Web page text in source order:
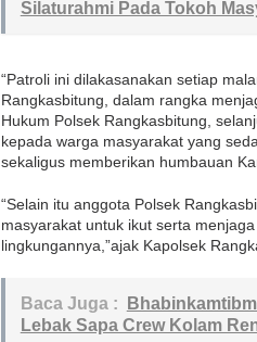
A
n
y
a
a
n
g
u
a
Silaturahmi Pada Tokoh
“Patroli ini dilakasanakan setiap
Rangkasbitung, dalam rangka
Hukum Polsek Rangkasbitung,
kepada warga masyarakat yang
sekaligus memberikan humbauan
“Selain itu anggota Polsek
masyarakat untuk ikut serta
lingkungannya,”ajak Kapolsek
Baca Juga :
Lebak Sapa Crew Kolam